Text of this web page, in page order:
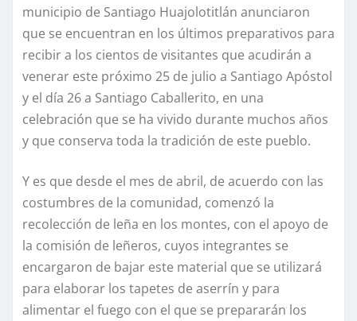
municipio de Santiago Huajolotitlán anunciaron
que se encuentran en los últimos preparativos para
recibir a los cientos de visitantes que acudirán a
venerar este próximo 25 de julio a Santiago Apóstol
y el día 26 a Santiago Caballerito, en una
celebración que se ha vivido durante muchos años
y que conserva toda la tradición de este pueblo.
Y es que desde el mes de abril, de acuerdo con las
costumbres de la comunidad, comenzó la
recolección de leña en los montes, con el apoyo de
la comisión de leñeros, cuyos integrantes se
encargaron de bajar este material que se utilizará
para elaborar los tapetes de aserrín y para
alimentar el fuego con el que se prepararán los